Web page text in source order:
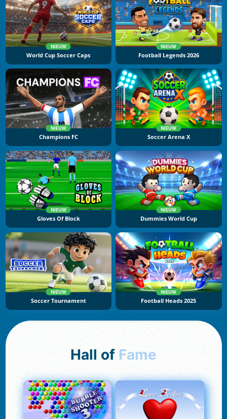
NIEUW
World Cup Soccer Caps
NIEUW
Football Legends 2026
NIEUW
Champions FC
NIEUW
Soccer Arena X
NIEUW
Gloves Of Block
NIEUW
Dummies World Cup
NIEUW
Soccer Tournament
NIEUW
Football Heads 2025
Hall of Fame